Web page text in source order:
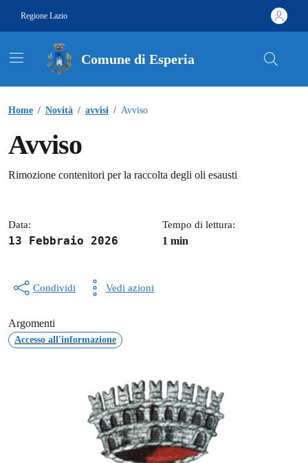
Regione Lazio
Comune di Esperia
Home / Novità / avvisi / Avviso
Avviso
Dettagli della notizia
Rimozione contenitori per la raccolta degli oli esausti
Data:
13 Febbraio 2026
Tempo di lettura:
1 min
Condividi Vedi azioni
Argomenti
Accesso all'informazione